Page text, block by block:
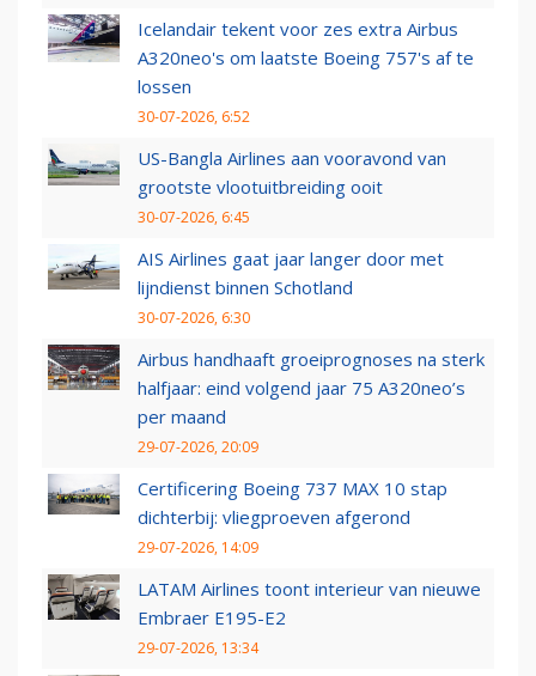
Icelandair tekent voor zes extra Airbus
A320neo's om laatste Boeing 757's af te
lossen
30-07-2026, 6:52
US-Bangla Airlines aan vooravond van
grootste vlootuitbreiding ooit
30-07-2026, 6:45
AIS Airlines gaat jaar langer door met
lijndienst binnen Schotland
30-07-2026, 6:30
Airbus handhaaft groeiprognoses na sterk
halfjaar: eind volgend jaar 75 A320neo’s
per maand
29-07-2026, 20:09
Certificering Boeing 737 MAX 10 stap
dichterbij: vliegproeven afgerond
29-07-2026, 14:09
LATAM Airlines toont interieur van nieuwe
Embraer E195-E2
29-07-2026, 13:34